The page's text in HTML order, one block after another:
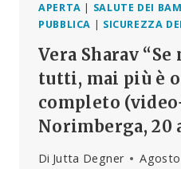
APERTA | SALUTE DEI
PUBBLICA | SICUREZZA
Vera Sharav
tutti, mai più è
completo
Norimberga, 20
Di Jutta Degner